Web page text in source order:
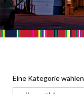
Eine Kategorie wählen